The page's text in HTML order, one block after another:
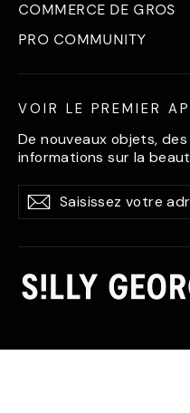
COMMERCE DE GROS
PRO COMMUNITY
VOIR LE PREMIER
De nouveaux objets,
informations sur la
Saisissez
votre
adresse
S'abonnerS'abonner